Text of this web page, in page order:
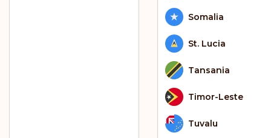
Somalia
St. Lucia
Tansania
Timor-Leste
Tuvalu